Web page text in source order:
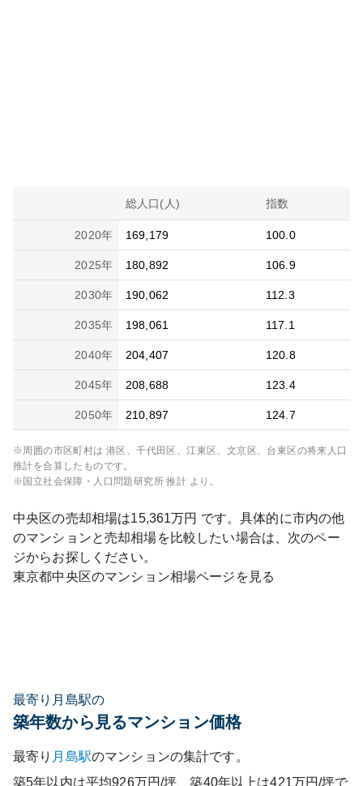
総人口(人) 指数
2020年 169,179 100.0
2025年 180,892 106.9
2030年 190,062 112.3
2035年 198,061 117.1
2040年 204,407 120.8
2045年 208,688 123.4
2050年 210,897 124.7
※周囲の市区町村は 港区、千代田区、江東区、文京区、台東区の将来人口
推計を合算したものです。
※国立社会保障・人口問題研究所 推計 より。
中央区の売却相場は15,361万円 です。具体的に市内の他
のマンションと売却相場を比較したい場合は、次のペー
ジからお探しください。
東京都中央区のマンション相場ページを見る
最寄り月島駅の
築年数から見るマンション価格
最寄り 月島駅のマンションの集計です。
築5年以内は平均926万円/坪、築40年以上は421万円/坪で